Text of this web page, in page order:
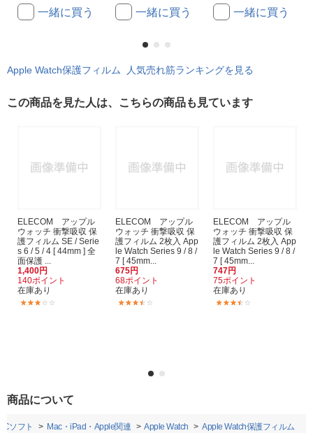
一緒に買う 一緒に買う 一緒に買う
Apple Watch保護フィルム 人気売れ筋ランキングを見る
この商品を見た人は、こちらの商品も見ています
ELECOM アップル
ウォッチ 衝撃吸収 保
護フィルム SE / Serie
s 6 / 5 / 4 [ 44mm ] 全
面保護 ...
1,400円
140ポイント
在庫あり
ELECOM アップル
ウォッチ 衝撃吸収 保
護フィルム 2枚入 App
le Watch Series 9 / 8 /
7 [ 45mm...
675円
68ポイント
在庫あり
ELECOM アップル
ウォッチ 衝撃吸収 保
護フィルム 2枚入 App
le Watch Series 9 / 8 /
7 [ 45mm...
747円
75ポイント
在庫あり
商品について
ソフト Mac・iPad・Apple関連 Apple Watch Apple Watch保護フィルム